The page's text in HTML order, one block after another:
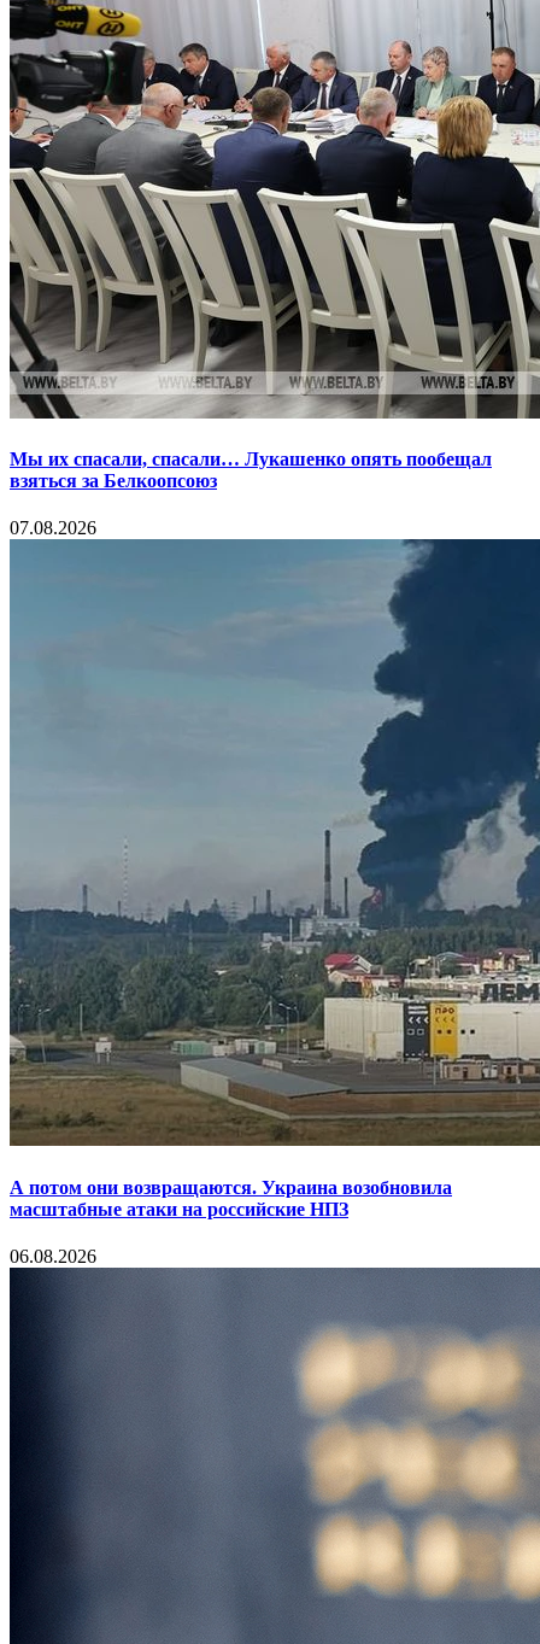
Мы их спасали, спасали… Лукашенко опять пообещал
взяться за Белкоопсоюз
07.08.2026
А потом они возвращаются. Украина возобновила
масштабные атаки на российские НПЗ
06.08.2026